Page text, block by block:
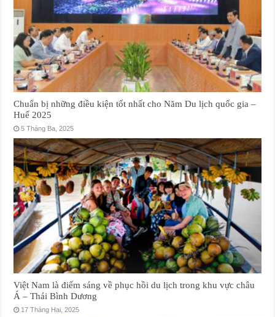
Chuẩn bị những điều kiện tốt nhất cho Năm Du lịch quốc gia –
Huế 2025
5 Tháng Ba, 2025
Việt Nam là điểm sáng về phục hồi du lịch trong khu vực châu
Á – Thái Bình Dương
17 Tháng Hai, 2025